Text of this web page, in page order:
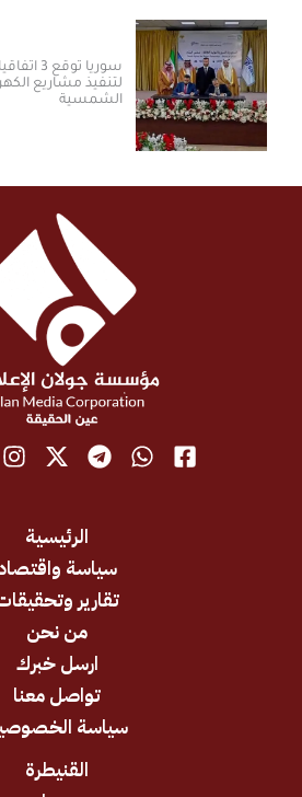
سوريا توقع 3 اتفاقيات مع
لتنفيذ مشاريع الكهرباء من
الشمسية
سياسة واقتصاد
تقارير وتحقيقات
ارسل خبرك
تواصل معنا
سياسة الخصوصية